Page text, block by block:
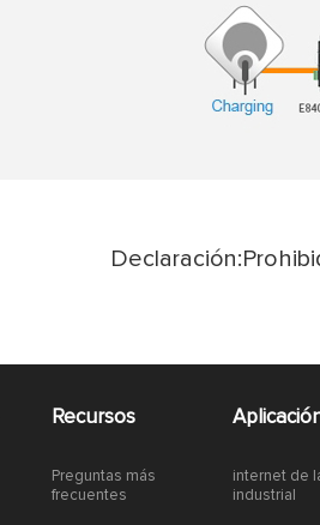
Recursos
Preguntas más
frecuentes
internet de
industrial